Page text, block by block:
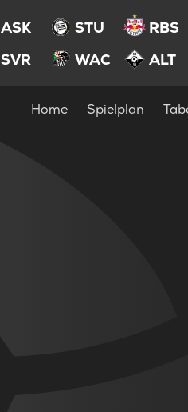
ASK STU RBS
SVR
WAC ALT
Home Spielplan